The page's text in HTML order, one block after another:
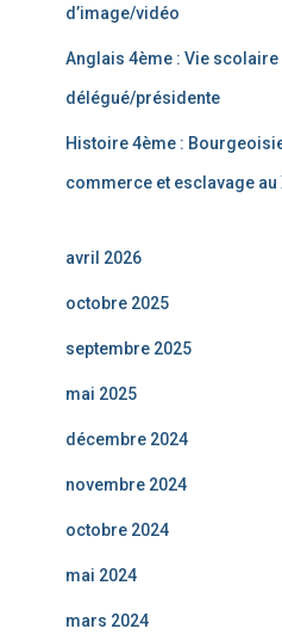
d’image/vidéo
Anglais 4ème : Vie
délégué/présidente
Histoire 4ème :
commerce et esclavage au
avril 2026
octobre 2025
septembre 2025
mai 2025
décembre 2024
novembre 2024
octobre 2024
mai 2024
mars 2024